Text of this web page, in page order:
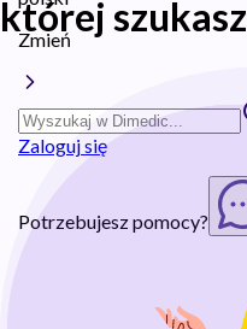
Zmień
Zaloguj się
Potrzebujesz pomocy?
której szukasz